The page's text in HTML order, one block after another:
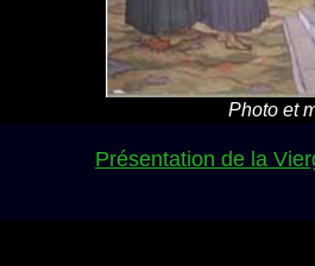
Photo et
Présentation de la